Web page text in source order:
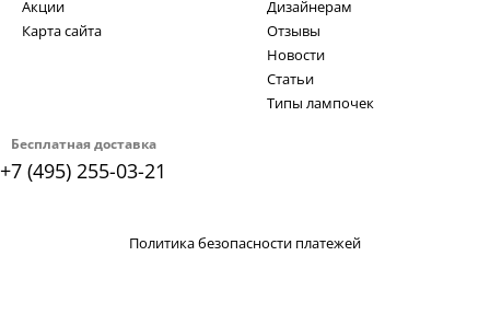
Бесплатная доставка
+7 (495) 255-03-21
Акции
Карта сайта
Дизайнерам
Отзывы
Новости
Статьи
Типы лампочек
Политика безопасности платежей